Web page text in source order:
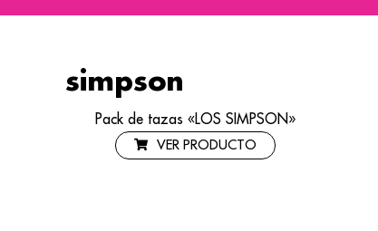
simpson
Pack de tazas «LOS SIMPSON»
VER PRODUCTO